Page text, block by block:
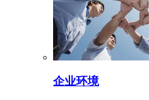
企业环境